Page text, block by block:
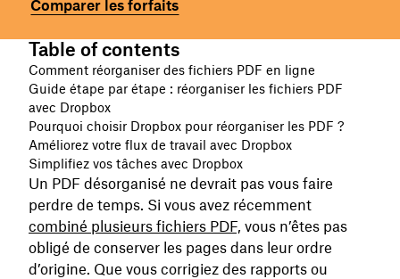
Comparer les forfaits
Table of contents
Comment réorganiser des fichiers PDF en ligne
Guide étape par étape : réorganiser les fichiers PDF
avec Dropbox
Pourquoi choisir Dropbox pour réorganiser les PDF ?
Améliorez votre flux de travail avec Dropbox
Simplifiez vos tâches avec Dropbox
Un PDF désorganisé ne devrait pas vous faire
perdre de temps. Si vous avez récemment
combiné plusieurs fichiers PDF, vous n’êtes pas
obligé de conserver les pages dans leur ordre
d’origine. Que vous corrigiez des rapports ou